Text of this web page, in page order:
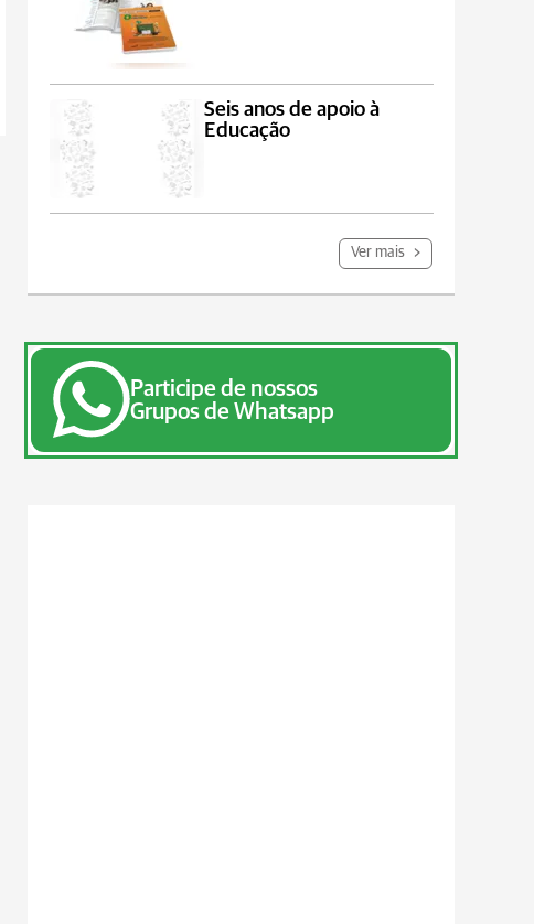
Seis anos de apoio à
Educação
Ver mais
Participe de nossos
Grupos de Whatsapp